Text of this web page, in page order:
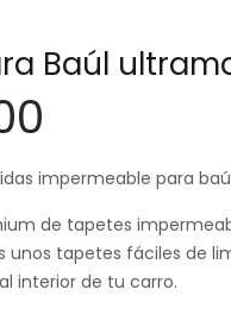
Baúl
impermeable para
de tapetes
unos tapetes fáciles de
interior de tu carro.